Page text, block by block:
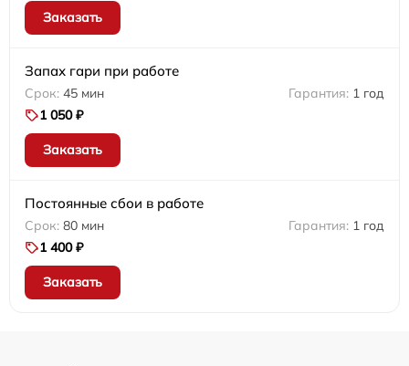
Заказать
Запах гари при работе
45 мин
1 год
1 050 ₽
Заказать
Постоянные сбои в работе
80 мин
1 год
1 400 ₽
Заказать